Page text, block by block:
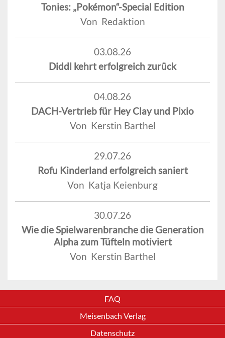
Tonies: „Pokémon“-Special Edition
Von Redaktion
03.08.26
Diddl kehrt erfolgreich zurück
04.08.26
DACH-Vertrieb für Hey Clay und Pixio
Von Kerstin Barthel
29.07.26
Rofu Kinderland erfolgreich saniert
Von Katja Keienburg
30.07.26
Wie die Spielwarenbranche die Generation
Alpha zum Tüfteln motiviert
Von Kerstin Barthel
FAQ
Meisenbach Verlag
Datenschutz